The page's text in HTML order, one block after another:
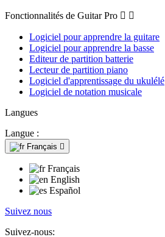
Fonctionnalités de Guitar Pro  
Logiciel pour apprendre la guitare
Logiciel pour apprendre la basse
Editeur de partition batterie
Lecteur de partition piano
Logiciel d'apprentissage du ukulélé
Logiciel de notation musicale
Langues
Langue :
Français 
Français
English
Español
Suivez nous
Suivez-nous: